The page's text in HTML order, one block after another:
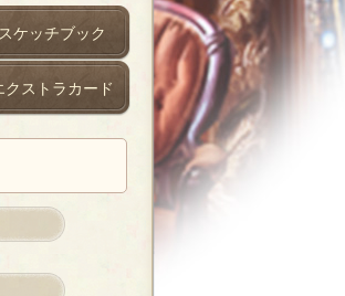
スケッチブック
クストラカード